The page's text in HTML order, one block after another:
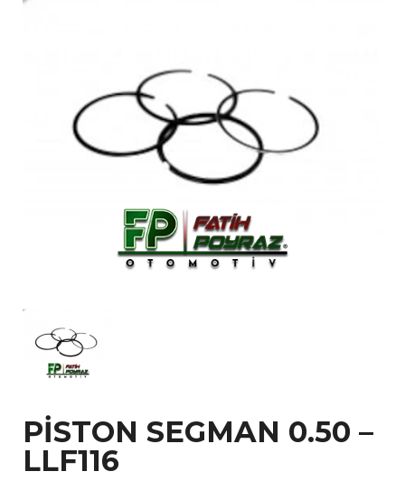
PİSTON SEGMAN 0.50 –
LLF116